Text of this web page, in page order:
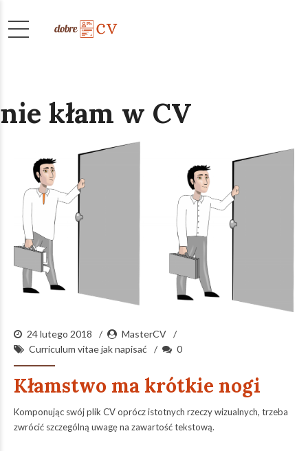
nie kłam w CV
24 lutego 2018
MasterCV
Curriculum vitae jak napisać
0
Kłamstwo ma krótkie nogi
Komponując swój plik CV oprócz istotnych rzeczy wizualnych, trzeba
zwrócić szczególną uwagę na zawartość tekstową.